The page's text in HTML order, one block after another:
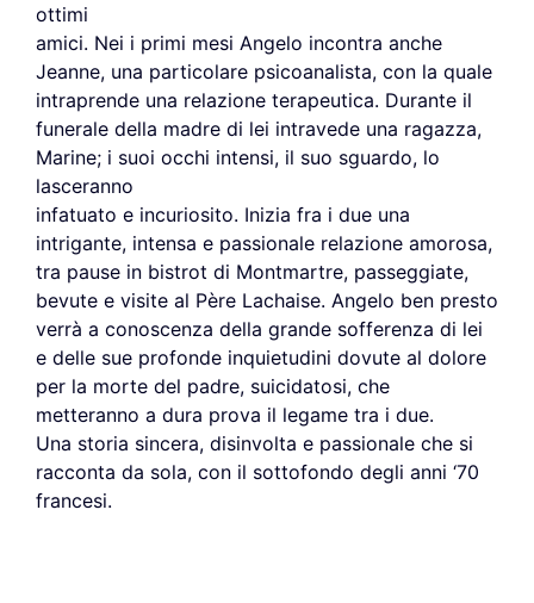
ottimi
amici. Nei i primi mesi Angelo incontra anche
Jeanne, una particolare psicoanalista, con la quale
intraprende una relazione terapeutica. Durante il
funerale della madre di lei intravede una ragazza,
Marine; i suoi occhi intensi, il suo sguardo, lo
lasceranno
infatuato e incuriosito. Inizia fra i due una
intrigante, intensa e passionale relazione amorosa,
tra pause in bistrot di Montmartre, passeggiate,
bevute e visite al Père Lachaise. Angelo ben presto
verrà a conoscenza della grande sofferenza di lei
e delle sue profonde inquietudini dovute al dolore
per la morte del padre, suicidatosi, che
metteranno a dura prova il legame tra i due.
Una storia sincera, disinvolta e passionale che si
racconta da sola, con il sottofondo degli anni ‘70
francesi.